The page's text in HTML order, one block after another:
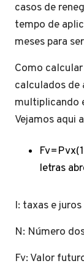
casos de
tempo de
meses para
Como
calculados
multiplicando
Vejamos aqui
letras
I: taxas e juros
N: Número
Fv: Valor